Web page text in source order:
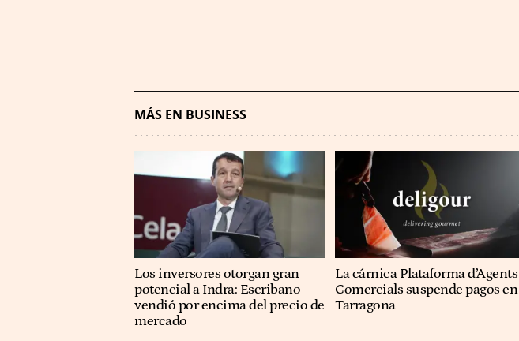
MÁS EN BUSINESS
Los inversores otorgan gran
potencial a Indra: Escribano
vendió por encima del precio de
mercado
La cárnica Plataforma d’Agents
Comercials suspende pagos en
Tarragona